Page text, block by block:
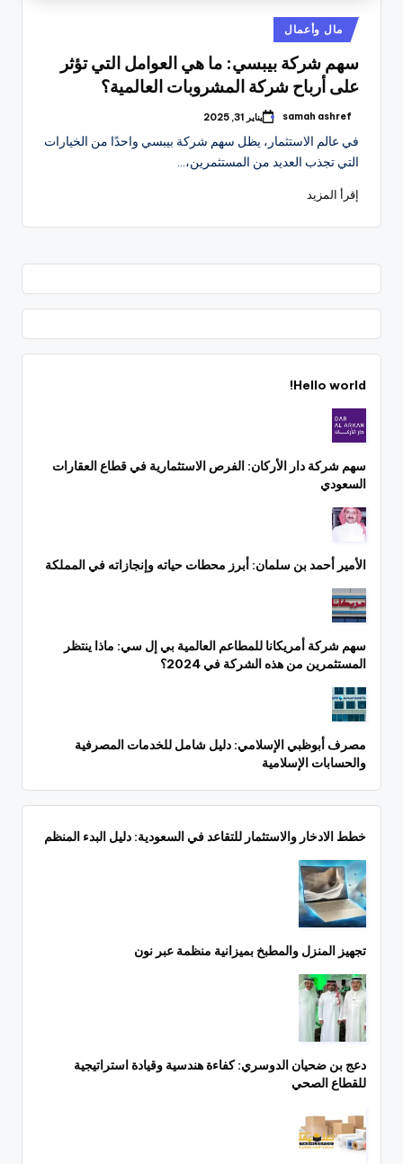
نُشر
في
مال وأعمال
سهم شركة بيبسي: ما هي العوامل التي تؤثر
على أرباح شركة المشروبات العالمية؟
تمّ
بواسطة
samah ashref يناير 31, 2025
في عالم الاستثمار، يظل سهم شركة بيبسي واحدًا من الخيارات
التي تجذب العديد من المستثمرين،…
إقرأ المزيد
Hello world!
سهم شركة دار الأركان: الفرص الاستثمارية في قطاع العقارات
السعودي
الأمير أحمد بن سلمان: أبرز محطات حياته وإنجازاته في المملكة
سهم شركة أمريكانا للمطاعم العالمية بي إل سي: ماذا ينتظر
المستثمرين من هذه الشركة في 2024؟
مصرف أبوظبي الإسلامي: دليل شامل للخدمات المصرفية
والحسابات الإسلامية
خطط الادخار والاستثمار للتقاعد في السعودية: دليل البدء المنظم
تجهيز المنزل والمطبخ بميزانية منظمة عبر نون
دعج بن ضحيان الدوسري: كفاءة هندسية وقيادة استراتيجية
للقطاع الصحي